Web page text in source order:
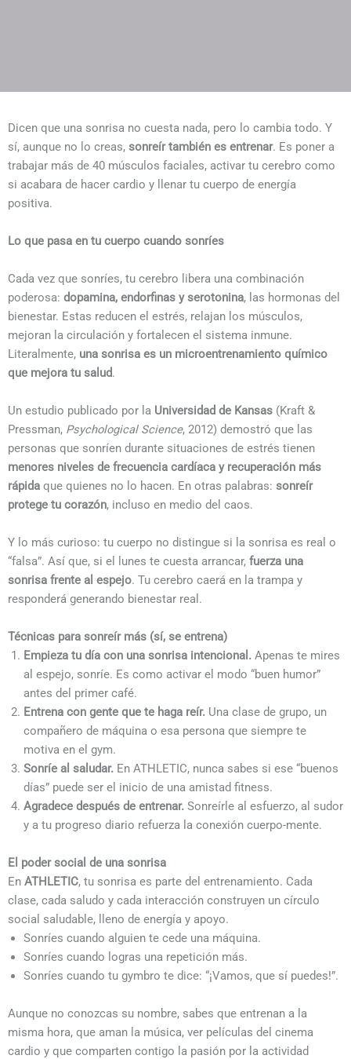
Dicen que una sonrisa no cuesta nada, pero lo cambia todo. Y
sí, aunque no lo creas, sonreír también es entrenar. Es poner a
trabajar más de 40 músculos faciales, activar tu cerebro como
si acabara de hacer cardio y llenar tu cuerpo de energía
positiva.
Lo que pasa en tu cuerpo cuando sonríes
Cada vez que sonríes, tu cerebro libera una combinación
poderosa: dopamina, endorfinas y serotonina, las hormonas del
bienestar. Estas reducen el estrés, relajan los músculos,
mejoran la circulación y fortalecen el sistema inmune.
Literalmente, una sonrisa es un microentrenamiento químico
que mejora tu salud.
Un estudio publicado por la Universidad de Kansas (Kraft &
Pressman, Psychological Science, 2012) demostró que las
personas que sonríen durante situaciones de estrés tienen
menores niveles de frecuencia cardíaca y recuperación más
rápida que quienes no lo hacen. En otras palabras: sonreír
protege tu corazón, incluso en medio del caos.
Y lo más curioso: tu cuerpo no distingue si la sonrisa es real o
“falsa”. Así que, si el lunes te cuesta arrancar, fuerza una
sonrisa frente al espejo. Tu cerebro caerá en la trampa y
responderá generando bienestar real.
Técnicas para sonreír más (sí, se entrena)
Empieza tu día con una sonrisa intencional. Apenas te mires
al espejo, sonríe. Es como activar el modo “buen humor”
antes del primer café.
Entrena con gente que te haga reír. Una clase de grupo, un
compañero de máquina o esa persona que siempre te
motiva en el gym.
Sonríe al saludar. En ATHLETIC, nunca sabes si ese “buenos
días” puede ser el inicio de una amistad fitness.
Agradece después de entrenar. Sonreírle al esfuerzo, al sudor
y a tu progreso diario refuerza la conexión cuerpo-mente.
El poder social de una sonrisa
En ATHLETIC, tu sonrisa es parte del entrenamiento. Cada
clase, cada saludo y cada interacción construyen un círculo
social saludable, lleno de energía y apoyo.
Sonríes cuando alguien te cede una máquina.
Sonríes cuando logras una repetición más.
Sonríes cuando tu gymbro te dice: “¡Vamos, que sí puedes!”.
Aunque no conozcas su nombre, sabes que entrenan a la
misma hora, que aman la música, ver películas del cinema
cardio y que comparten contigo la pasión por la actividad